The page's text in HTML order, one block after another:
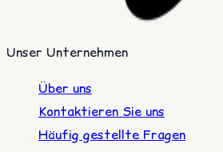
Unser Unternehmen
Über uns
Kontaktieren Sie uns
Häufig gestellte Fragen